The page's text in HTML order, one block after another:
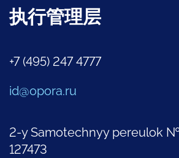
执行管理层
+7 (495) 247 4777
id@opora.ru
2-y Samotechnyy pereulok
127473